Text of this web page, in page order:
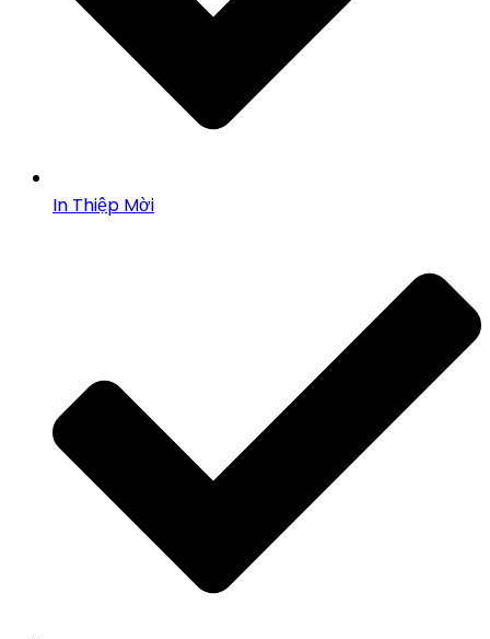
In Thiệp Mời